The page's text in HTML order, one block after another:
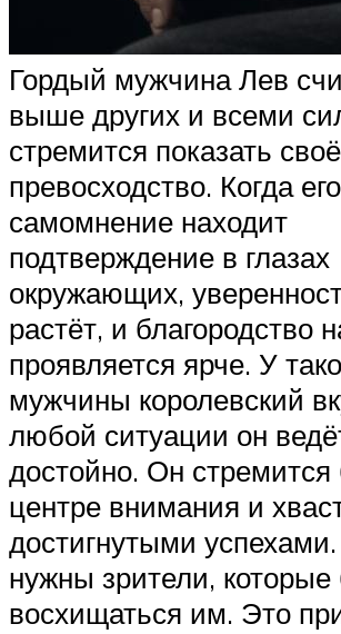
Гордый мужчина Лев
выше других и всеми
стремится показать своё
превосходство. Когда его
самомнение находит
подтверждение в глазах
окружающих,
растёт, и благородство
проявляется ярче. У
мужчины королевский
любой ситуации он
достойно. Он
центре внимания и
достигнутыми
нужны зрители, которые
восхищаться им. Это